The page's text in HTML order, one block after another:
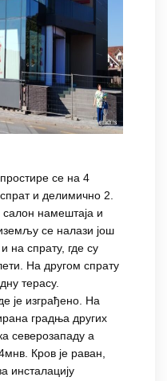
се на 4
и делимично 2.
салон намештаја и
се налази још
на спрату, где су
На другом спрату
терасу.
је изграђено. На
градња других
северозападу а
Кров је раван,
инсталацију